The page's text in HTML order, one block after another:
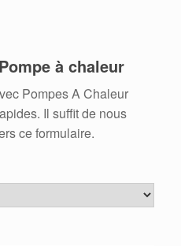
à chaleur
Pompes A Chaleur
Il suffit de nous
ce formulaire.